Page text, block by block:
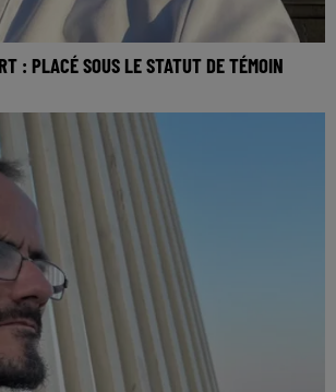
: PLACÉ SOUS LE STATUT DE TÉMOIN